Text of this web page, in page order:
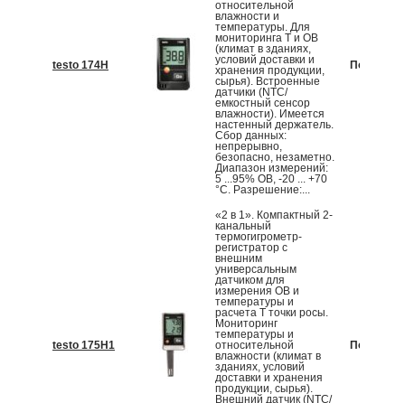
testo 174H
относительной
влажности и
температуры. Для
мониторинга Т и ОВ
(климат в зданиях,
условий доставки и
хранения продукции,
сырья). Встроенные
датчики (NTC/
емкостный сенсор
влажности). Имеется
настенный держатель.
Сбор данных:
непрерывно,
безопасно, незаметно.
Диапазон измерений:
5 ...95% ОВ, -20 ... +70
°С. Разрешение:...
По
testo 175H1
«2 в 1». Компактный 2-
канальный
термогигрометр-
регистратор с
внешним
универсальным
датчиком для
измерения ОВ и
температуры и
расчета T точки росы.
Мониторинг
температуры и
относительной
влажности (климат в
зданиях, условий
доставки и хранения
продукции, сырья).
Внешний датчик (NTC/
По